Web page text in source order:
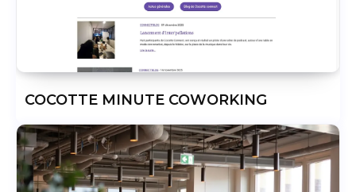
COCOTTE MINUTE COWORKING